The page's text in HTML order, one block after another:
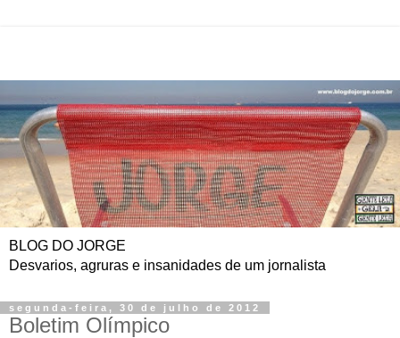
BLOG DO JORGE
Desvarios, agruras e insanidades de um jornalista
segunda-feira, 30 de julho de 2012
Boletim Olímpico